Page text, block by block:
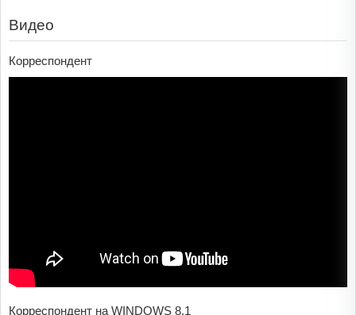
Видео
Корреспондент
Корреспондент на WINDOWS 8.1